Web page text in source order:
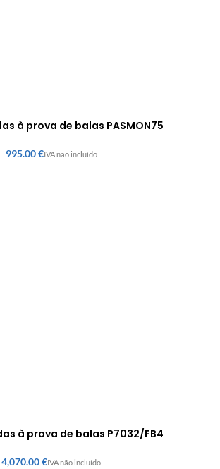
à prova de balas PASMON75
€
à prova de balas P7032/FB4
€